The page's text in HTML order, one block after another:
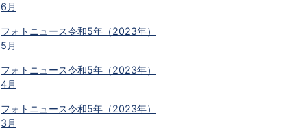
6月
フォトニュース令和5年（2023年）
5月
フォトニュース令和5年（2023年）
4月
フォトニュース令和5年（2023年）
3月